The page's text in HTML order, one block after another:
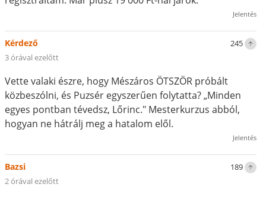
Jelentés
245
Kérdező
3 órával ezelőtt
Vette valaki észre, hogy Mészáros ÖTSZÖR próbált
közbeszólni, és Puzsér egyszerűen folytatta? „Minden
egyes pontban tévedsz, Lőrinc." Mesterkurzus abból,
hogyan ne hátrálj meg a hatalom elől.
Jelentés
189
Bazsi
2 órával ezelőtt